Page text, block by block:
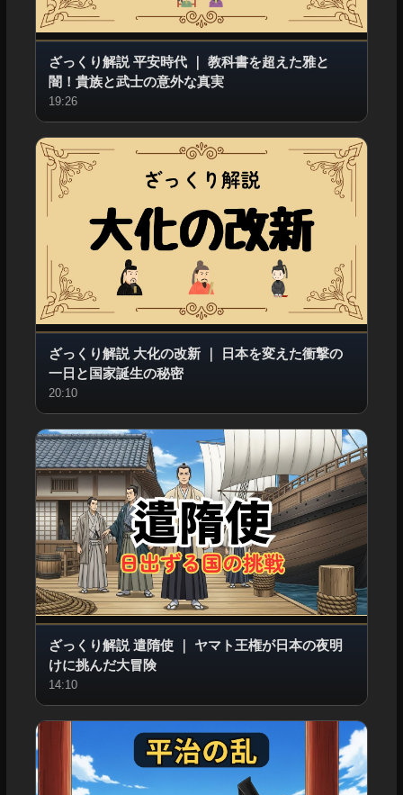
ざっくり解説 平安時代｜ 教科書を超えた雅と
闇！貴族と武士の意外な真実
19:26
ざっくり解説 大化の改新｜
日本を変えた衝撃の
一日と国家誕生の秘密
20:10
ざっくり解説 遣隋使｜ ヤマト王権が日本の夜明
けに挑んだ大冒険
14:10